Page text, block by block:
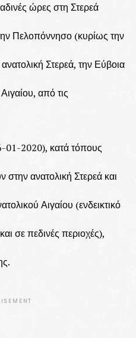
ώρες στη Στερεά
Πελοπόννησο (κυρίως την
Στερεά, την Εύβοια
από τις
01-2020), κατά τόπους
ανατολική Στερεά και
Αιγαίου (ενδεικτικό
σε πεδινές περιοχές),